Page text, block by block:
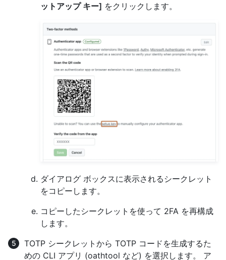
ットアップ キー] をクリックします。
ダイアログ ボックスに表示されるシークレット
をコピーします。
コピーしたシークレットを使って 2FA を再構成
します。
TOTP シークレットから TOTP コードを生成するた
めの CLI アプリ (oathtool など) を選択します。 ア